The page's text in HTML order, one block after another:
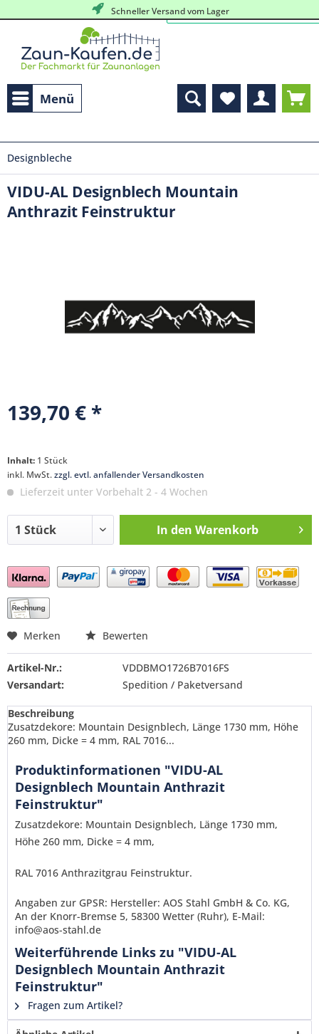
Schneller Versand vom Lager
Menü
Designbleche
VIDU-AL Designblech Mountain
Anthrazit Feinstruktur
139,70 € *
Inhalt: 1 Stück
inkl. MwSt.zzgl. evtl. anfallender Versandkosten
Lieferzeit unter Vorbehalt 2 - 4 Wochen
In den Warenkorb
Preis anfragen
verstanden und stimme zu. *
Mit * gekennzeichnete Felder sind Pflichtfelder.
Senden
Merken Bewerten
Artikel-Nr.:
VDDBMO1726B7016FS
Versandart:
Spedition / Paketversand
Beschreibung
Zusatzdekore: Mountain Designblech, Länge 1730 mm, Höhe
260 mm, Dicke = 4 mm, RAL 7016...
Produktinformationen "VIDU-AL
Designblech Mountain Anthrazit
Feinstruktur"
Zusatzdekore: Mountain Designblech, Länge 1730 mm,
Höhe 260 mm, Dicke = 4 mm,
RAL 7016 Anthrazitgrau Feinstruktur.
Angaben zur GPSR: Hersteller: AOS Stahl GmbH & Co. KG,
An der Knorr-Bremse 5, 58300 Wetter (Ruhr), E-Mail:
info@aos-stahl.de
Weiterführende Links zu "VIDU-AL
Designblech Mountain Anthrazit
Feinstruktur"
Fragen zum Artikel?